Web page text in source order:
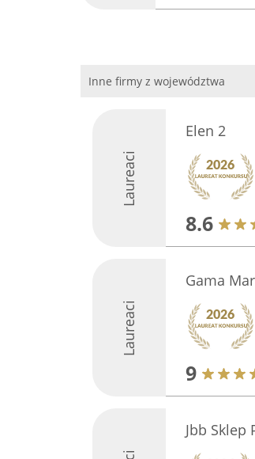
Inne firmy z województwa
Laureaci
Elen 2
8.6
Laureaci
Gama
9
Jbb Sklep